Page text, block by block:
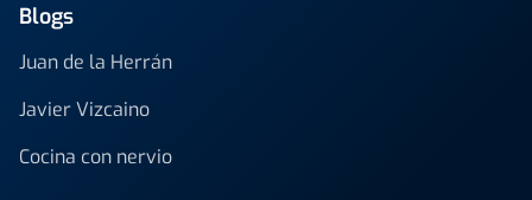
Blogs
Juan de la Herrán
Javier Vizcaino
Cocina con nervio